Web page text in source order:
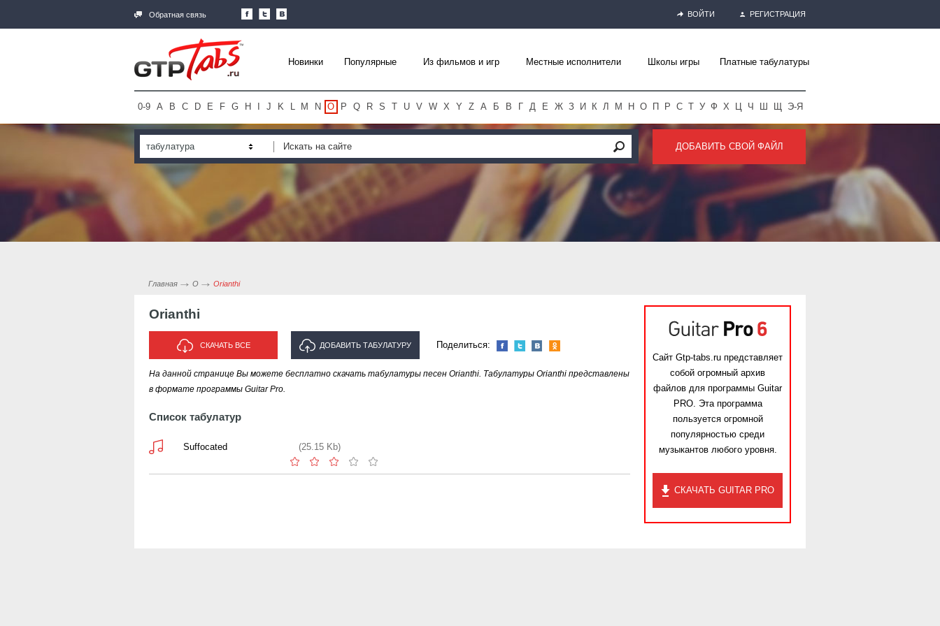
Обратная связь ВОЙТИ РЕГИСТРАЦИЯ
Новинки Популярные Из фильмов и игр Местные исполнители Школы игры Платные табулатуры
0-9 A B C D E F G H J K L M N O P Q R S T U V W X Y Z А Б В Г Д Е Ж З И К Л М Н О П Р С Т У Ф Х Ц Ч Ш Щ Э-Я
табулатура ДОБАВИТЬ СВОЙ ФАЙЛ
Главная O Orianthi
Orianthi
СКАЧАТЬ ВСЕ ДОБАВИТЬ ТАБУЛАТУРУ
ИСПОЛНИТЕЛЯ "ORIANTHI"
Поделиться:
На данной странице Вы можете бесплатно скачать табулатуры песен Orianthi. Табулатуры Orianthi представлены
в формате программы Guitar Pro.
Список табулатур
Suffocated (25.15 Kb)
Сайт Gtp-tabs.ru представляет
собой огромный архив
файлов для программы Guitar
PRO. Эта программа
пользуется огромной
популярностью среди
музыкантов любого уровня.
СКАЧАТЬ GUITAR PRO